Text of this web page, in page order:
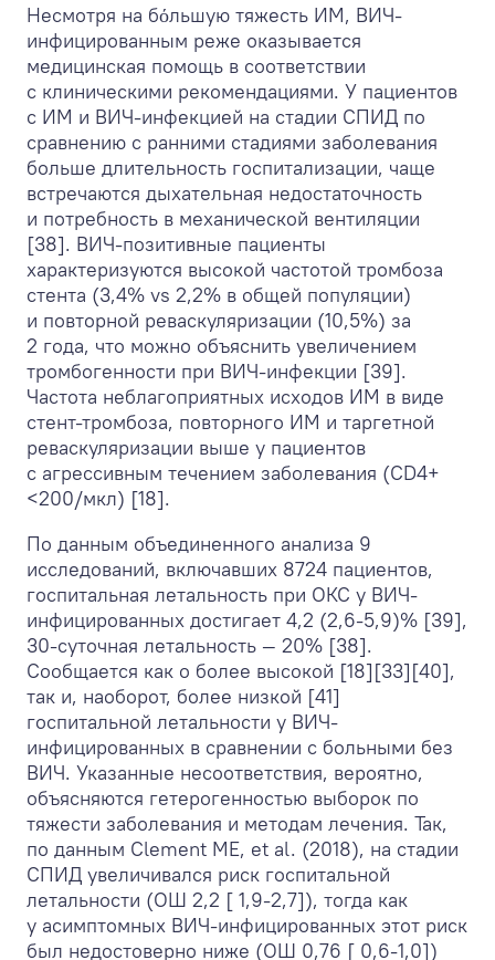
Несмотря на бόльшую тяжесть ИМ, ВИЧ-
инфицированным реже оказывается
медицинская помощь в соответствии
с клиническими рекомендациями. У пациентов
с ИМ и ВИЧ-инфекцией на стадии СПИД по
сравнению с ранними стадиями заболевания
больше длительность госпитализации, чаще
встречаются дыхательная недостаточность
и потребность в механической вентиляции
[38]. ВИЧ-позитивные пациенты
характеризуются высокой частотой тромбоза
стента (3,4% vs 2,2% в общей популяции)
и повторной реваскуляризации (10,5%) за
2 года, что можно объяснить увеличением
тромбогенности при ВИЧ-инфекции [39].
Частота неблагоприятных исходов ИМ в виде
стент-тромбоза, повторного ИМ и таргетной
реваскуляризации выше у пациентов
с агрессивным течением заболевания (CD4+
<200/мкл) [18].
По данным объединенного анализа 9
исследований, включавших 8724 пациентов,
госпитальная летальность при ОКС у ВИЧ-
инфицированных достигает 4,2 (2,6-5,9)% [39],
30-суточная летальность — 20% [38].
Сообщается как о более высокой [18][33][40],
так и, наоборот, более низкой [41]
госпитальной летальности у ВИЧ-
инфицированных в сравнении с больными без
ВИЧ. Указанные несоответствия, вероятно,
объясняются гетерогенностью выборок по
тяжести заболевания и методам лечения. Так,
по данным Clement ME, et al. (2018), на стадии
СПИД увеличивался риск госпитальной
летальности (ОШ 2,2 [ 1,9-2,7]), тогда как
у асимптомных ВИЧ-инфицированных этот риск
был недостоверно ниже (ОШ 0,76 [ 0,6-1,0])